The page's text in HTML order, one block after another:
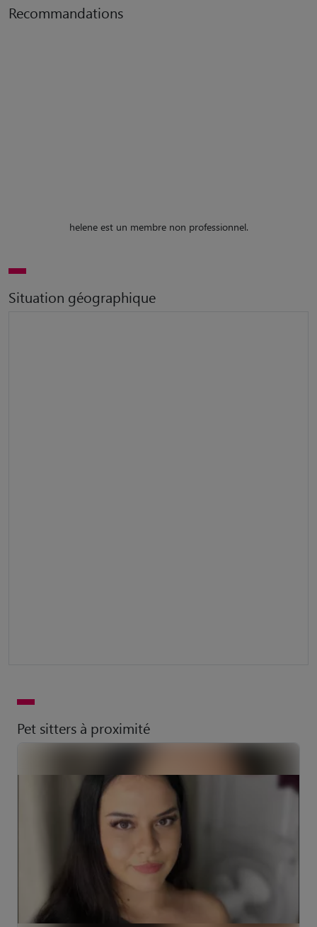
Recommandations
helene est un membre non professionnel.
Situation géographique
Pet sitters à proximité